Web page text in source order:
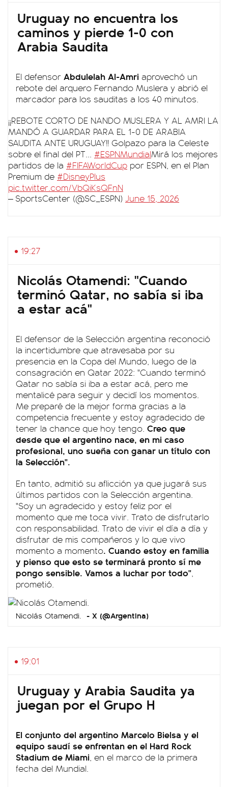
Uruguay no encuentra los
caminos y pierde 1-0 con
Arabia Saudita
El defensor Abdulelah Al-Amri aprovechó un
rebote del arquero Fernando Muslera y abrió el
marcador para los sauditas a los 40 minutos.
¡¡REBOTE CORTO DE NANDO MUSLERA Y AL AMRI LA
MANDÓ A GUARDAR PARA EL 1-0 DE ARABIA
SAUDITA ANTE URUGUAY!! Golpazo para la Celeste
sobre el final del PT... #ESPNMundialMirá los mejores
partidos de la #FIFAWorldCup por ESPN, en el Plan
Premium de #DisneyPlus
pic.twitter.com/VbQiKsQFnN
— SportsCenter (@SC_ESPN) June 15, 2026
19:27
Nicolás Otamendi: "Cuando
terminó Qatar, no sabía si iba
a estar acá"
El defensor de la Selección argentina reconoció
la incertidumbre que atravesaba por su
presencia en la Copa del Mundo, luego de la
consagración en Qatar 2022: "Cuando terminó
Qatar no sabía si iba a estar acá, pero me
mentalicé para seguir y decidí los momentos.
Me preparé de la mejor forma gracias a la
competencia frecuente y estoy agradecido de
tener la chance que hoy tengo. Creo que
desde que el argentino nace, en mi caso
profesional, uno sueña con ganar un título con
la Selección".
En tanto, admitió su aflicción ya que jugará sus
últimos partidos con la Selección argentina.
"Soy un agradecido y estoy feliz por el
momento que me toca vivir. Trato de disfrutarlo
con responsabilidad. Trato de vivir el día a día y
disfrutar de mis compañeros y lo que vivo
momento a momento. Cuando estoy en familia
y pienso que esto se terminará pronto sí me
pongo sensible. Vamos a luchar por todo",
prometió.
Nicolás Otamendi. X (@Argentina)
19:01
Uruguay y Arabia Saudita ya
juegan por el Grupo H
El conjunto del argentino Marcelo Bielsa y el
equipo saudí se enfrentan en el Hard Rock
Stadium de Miami, en el marco de la primera
fecha del Mundial.